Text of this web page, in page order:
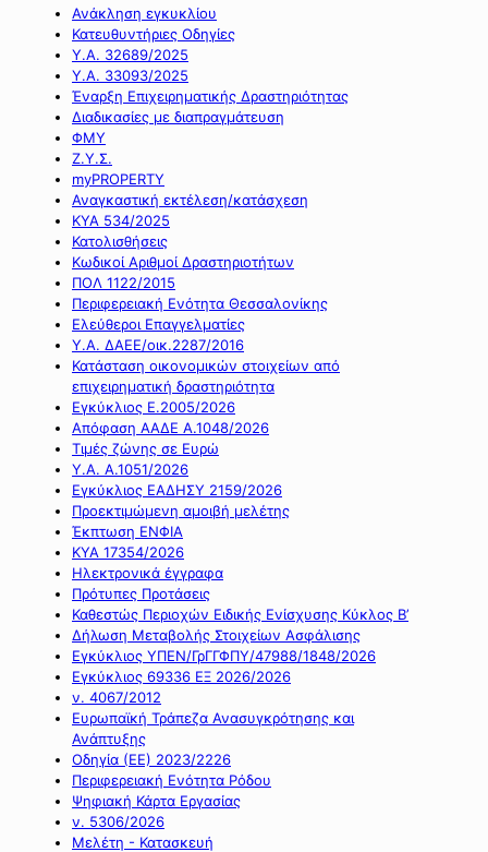
Ανάκληση εγκυκλίου
Κατευθυντήριες Οδηγίες
Υ.Α. 32689/2025
Υ.Α. 33093/2025
Έναρξη Επιχειρηματικής Δραστηριότητας
Διαδικασίες με διαπραγμάτευση
ΦΜΥ
Ζ.Υ.Σ.
myPROPERTY
Αναγκαστική εκτέλεση/κατάσχεση
ΚΥΑ 534/2025
Κατολισθήσεις
Κωδικοί Αριθμοί Δραστηριοτήτων
ΠΟΛ 1122/2015
Περιφερειακή Ενότητα Θεσσαλονίκης
Ελεύθεροι Επαγγελματίες
Υ.Α. ΔΑΕΕ/οικ.2287/2016
Κατάσταση οικονομικών στοιχείων από
επιχειρηματική δραστηριότητα
Εγκύκλιος Ε.2005/2026
Απόφαση ΑΑΔΕ Α.1048/2026
Τιμές ζώνης σε Ευρώ
Υ.Α. Α.1051/2026
Εγκύκλιος ΕΑΔΗΣΥ 2159/2026
Προεκτιμώμενη αμοιβή μελέτης
Έκπτωση ΕΝΦΙΑ
ΚΥΑ 17354/2026
Ηλεκτρονικά έγγραφα
Πρότυπες Προτάσεις
Καθεστώς Περιοχών Ειδικής Ενίσχυσης Κύκλος Β’
Δήλωση Μεταβολής Στοιχείων Ασφάλισης
Εγκύκλιος ΥΠΕΝ/ΓρΓΓΦΠΥ/47988/1848/2026
Εγκύκλιος 69336 ΕΞ 2026/2026
ν. 4067/2012
Ευρωπαϊκή Τράπεζα Ανασυγκρότησης και
Ανάπτυξης
Οδηγία (ΕΕ) 2023/2226
Περιφερειακή Ενότητα Ρόδου
Ψηφιακή Κάρτα Εργασίας
ν. 5306/2026
Μελέτη - Κατασκευή